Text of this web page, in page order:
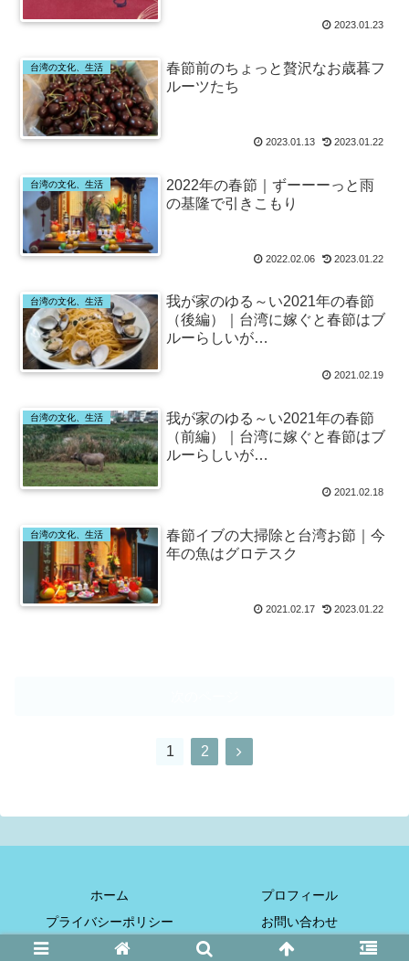
2023.01.23
台湾の文化、生活
春節前のちょっと贅沢なお歳暮フ
ルーツたち
2023.01.13 2023.01.22
台湾の文化、生活
2022年の春節｜ずーーーっと雨
の基隆で引きこもり
2022.02.06 2023.01.22
台湾の文化、生活
我が家のゆる～い2021年の春節
（後編）｜台湾に嫁ぐと春節はブ
ルーらしいが…
2021.02.19
台湾の文化、生活
我が家のゆる～い2021年の春節
（前編）｜台湾に嫁ぐと春節はブ
ルーらしいが…
2021.02.18
台湾の文化、生活
春節イブの大掃除と台湾お節｜今
年の魚はグロテスク
2021.02.17 2023.01.22
1 2
次
ホーム
プロフィール
プライバシーポリシー
お問い合わせ
© 2019 ぺいたいぺいうぉ～く.